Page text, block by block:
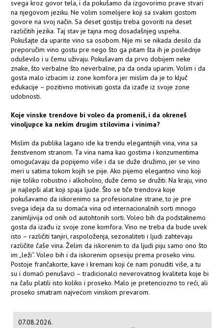
svega kroz govor tela, i da pokušamo da izgovorimo prave stvari
na njegovom jeziku. Ne volim somelijere koji sa svakim gostom
govore na svoj način. Sa deset gostiju treba govoriti na deset
različitih jezika. Taj stav je tajna mog dosadašnjeg uspeha.
Pokušajte da uparite vino sa osobom. Nije mi se nikada desilo da
preporučim vino gostu pre nego što ga pitam šta ih je poslednje
oduševilo i u čemu uživaju. Pokušavam da prvo dobijem neke
znake, što verbalne što neverbalne, pa da onda uparim. Volim i da
gosta malo izbacim iz zone komfora jer mislim da je to ključ
edukacije – pozitivno motivisati gosta da izađe iz svoje zone
udobnosti.
Koje vinske trendove bi voleo da promeniš, i da okreneš
vinoljupce ka nekim drugim stilovima i vinima?
Mislim da publika lagano ide ka trendu elegantnijih vina, vina sa
ženstvenom stranom. Ta vina nama kao gostima i konzumentima
omogućavaju da popijemo više i da se duže družimo, jer se vino
meri u satima tokom kojih se pije. Ako pijemo elegantno vino koji
nije toliko robustno i alkoholno, duže ćemo se družiti. Na kraju, vino
je najlepši alat koji spaja ljude. Što se tiče trendova koje
pokušavamo da iskorenimo sa profesionalne strane, to je pre
svega ideja da su domaća vina od internacionalnih sorti mnogo
zanimljivija od onih od autohtonih sorti. Voleo bih da podstaknemo
gosta da izađu iz svoje zone komfora. Vino ne treba da bude uvek
isto – različiti tanjiri, raspoloženja, sezonaliteti i ljudi zahtevaju
različite čaše vina. Želim da iskorenim to da ljudi piju samo ono što
im „leži“. Voleo bih i da iskorenim opsesiju prema proseko vinu.
Postoje frančakorte, kave i kremani koji će nam ponuditi više, a tu
su i domaći penušavci – tradicionalci neverovatnog kvaliteta koje bi
na čašu platili isto koliko i proseko. Malo je pretenciozno to reći, ali
proseko smatram najvećom vinskom prevarom.
07.08.2026.